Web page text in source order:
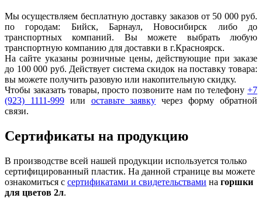
Мы осуществляем бесплатную доставку заказов от 50 000 руб.
по городам: Бийск, Барнаул, Новосибирск либо до
транспортных компаний. Вы можете выбрать любую
транспортную компанию для доставки в г.Красноярск.
На сайте указаны розничные цены, действующие при заказе
до 100 000 руб. Действует система скидок на поставку товара:
вы можете получить разовую или накопительную скидку.
Чтобы заказать товары, просто позвоните нам по телефону +7
(923) 1111-999или оставьте заявку
через форму обратной
связи.
Сертификаты на продукцию
В производстве всей нашей продукции используется только
сертифицированный пластик. На данной странице вы можете
ознакомиться с сертификатами и свидетельствами на горшки
для цветов 2л.